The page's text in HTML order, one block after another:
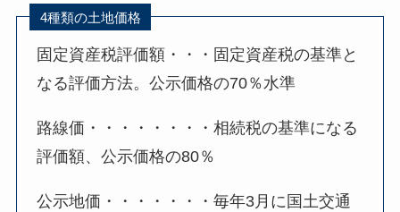
4種類の土地価格
固定資産税評価額・・・固定資産税の基準と
なる評価方法。公示価格の70％水準
路線価・・・・・・・・相続税の基準になる
評価額、公示価格の80％
公示地価・・・・・・・毎年3月に国土交通